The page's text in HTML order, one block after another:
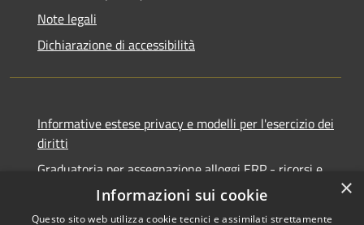
Note legali
Dichiarazione di accessibilità
Informative estese privacy e modelli per l'esercizio dei
diritti
Graduatoria per assegnazione alloggi ERP - ricorsi e
×
Informazioni sui cookie
Questo sito web utilizza cookie tecnici e assimilati strettamente